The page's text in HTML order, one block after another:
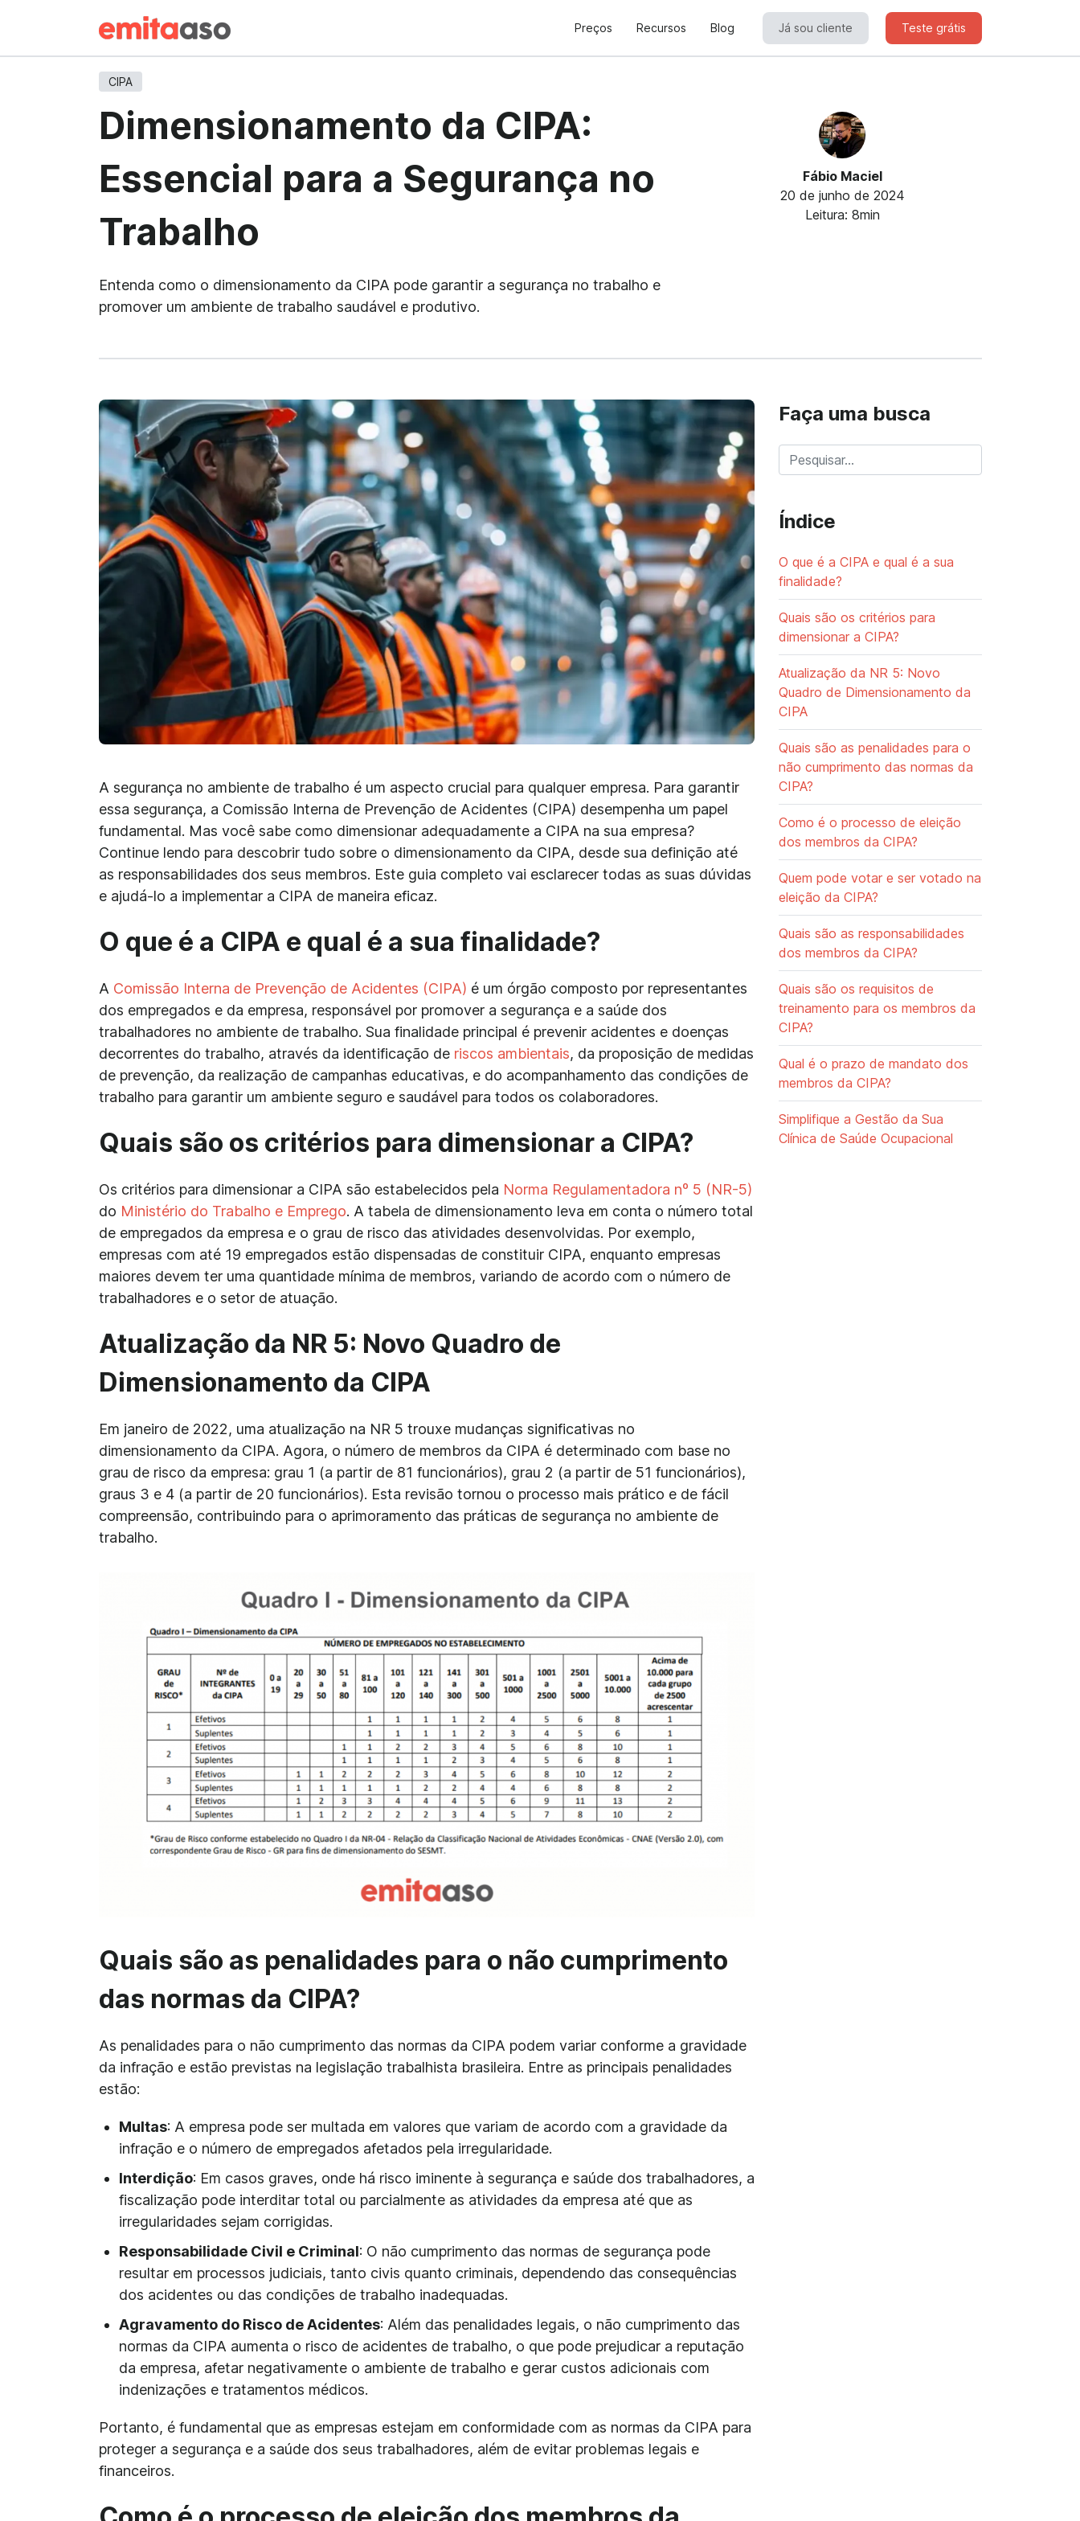
Preços Recursos Blog Já sou cliente Teste grátis
CIPA
Dimensionamento da CIPA:
Essencial para a Segurança no
Trabalho
Entenda como o dimensionamento da CIPA pode garantir a segurança no trabalho e
promover um ambiente de trabalho saudável e produtivo.
Fábio Maciel
20 de junho de 2024
Leitura: 8min
A segurança no ambiente de trabalho é um aspecto crucial para qualquer empresa. Para garantir
essa segurança, a Comissão Interna de Prevenção de Acidentes (CIPA) desempenha um papel
fundamental. Mas você sabe como dimensionar adequadamente a CIPA na sua empresa?
Continue lendo para descobrir tudo sobre o dimensionamento da CIPA, desde sua definição até
as responsabilidades dos seus membros. Este guia completo vai esclarecer todas as suas dúvidas
e ajudá-lo a implementar a CIPA de maneira eficaz.
O que é a CIPA e qual é a sua finalidade?
A Comissão Interna de Prevenção de Acidentes (CIPA) é um órgão composto por representantes
dos empregados e da empresa, responsável por promover a segurança e a saúde dos
trabalhadores no ambiente de trabalho. Sua finalidade principal é prevenir acidentes e doenças
decorrentes do trabalho, através da identificação de riscos ambientais, da proposição de medidas
de prevenção, da realização de campanhas educativas, e do acompanhamento das condições de
trabalho para garantir um ambiente seguro e saudável para todos os colaboradores.
Quais são os critérios para dimensionar a CIPA?
Os critérios para dimensionar a CIPA são estabelecidos pela Norma Regulamentadora nº 5 (NR-5)
do Ministério do Trabalho e Emprego. A tabela de dimensionamento leva em conta o número total
de empregados da empresa e o grau de risco das atividades desenvolvidas. Por exemplo,
empresas com até 19 empregados estão dispensadas de constituir CIPA, enquanto empresas
maiores devem ter uma quantidade mínima de membros, variando de acordo com o número de
trabalhadores e o setor de atuação.
Atualização da NR 5: Novo Quadro de
Dimensionamento da CIPA
Em janeiro de 2022, uma atualização na NR 5 trouxe mudanças significativas no
dimensionamento da CIPA. Agora, o número de membros da CIPA é determinado com base no
grau de risco da empresa: grau 1 (a partir de 81 funcionários), grau 2 (a partir de 51 funcionários),
graus 3 e 4 (a partir de 20 funcionários). Esta revisão tornou o processo mais prático e de fácil
compreensão, contribuindo para o aprimoramento das práticas de segurança no ambiente de
trabalho.
Quais são as penalidades para o não cumprimento
das normas da CIPA?
As penalidades para o não cumprimento das normas da CIPA podem variar conforme a gravidade
da infração e estão previstas na legislação trabalhista brasileira. Entre as principais penalidades
estão:
Multas: A empresa pode ser multada em valores que variam de acordo com a gravidade da
infração e o número de empregados afetados pela irregularidade.
Interdição: Em casos graves, onde há risco iminente à segurança e saúde dos trabalhadores, a
fiscalização pode interditar total ou parcialmente as atividades da empresa até que as
irregularidades sejam corrigidas.
Responsabilidade Civil e Criminal: O não cumprimento das normas de segurança pode
resultar em processos judiciais, tanto civis quanto criminais, dependendo das consequências
dos acidentes ou das condições de trabalho inadequadas.
Agravamento do Risco de Acidentes: Além das penalidades legais, o não cumprimento das
normas da CIPA aumenta o risco de acidentes de trabalho, o que pode prejudicar a reputação
da empresa, afetar negativamente o ambiente de trabalho e gerar custos adicionais com
indenizações e tratamentos médicos.
Portanto, é fundamental que as empresas estejam em conformidade com as normas da CIPA para
proteger a segurança e a saúde dos seus trabalhadores, além de evitar problemas legais e
financeiros.
Faça uma busca
Índice
O que é a CIPA e qual é a sua
finalidade?
Quais são os critérios para
dimensionar a CIPA?
Atualização da NR 5: Novo
Quadro de Dimensionamento da
CIPA
Quais são as penalidades para o
não cumprimento das normas da
CIPA?
Como é o processo de eleição
dos membros da CIPA?
Quem pode votar e ser votado na
eleição da CIPA?
Quais são as responsabilidades
dos membros da CIPA?
Quais são os requisitos de
treinamento para os membros da
CIPA?
Qual é o prazo de mandato dos
membros da CIPA?
Simplifique a Gestão da Sua
Clínica de Saúde Ocupacional